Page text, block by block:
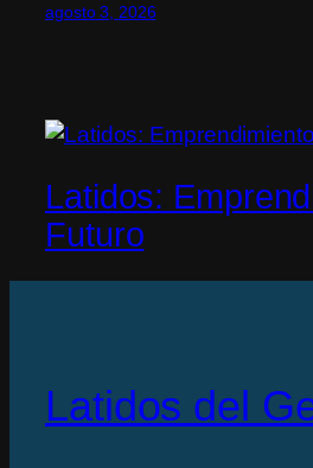
agosto 3, 2026
Latidos:
Futuro
Latidos del